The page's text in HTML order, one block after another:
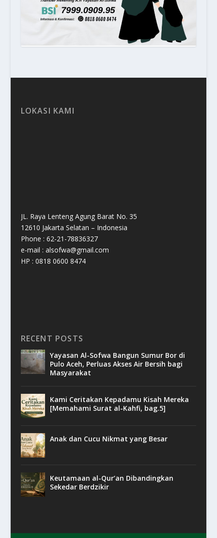
LOKASI KAMI
JL. Raya Lenteng Agung Barat No. 35
12610 Jakarta Selatan – Indonesia
Phone : 62-21-78836327
e-mail : alsofwa@gmail.com
HP : 0818 0600 8474
RECENT POSTS
Yayasan Al-Sofwa Bangun Sumur Bor di
Pulo Aceh, Perluas Akses Air Bersih bagi
Masyarakat
Kami Ceritakan Kepadamu Kisah Mereka
[Memahami Surat al-Kahfi, bag.5]
Anak dan Cucu Nikmat yang Besar
Keutamaan al-Qur’an Dibandingkan
Sekedar Berdzikir